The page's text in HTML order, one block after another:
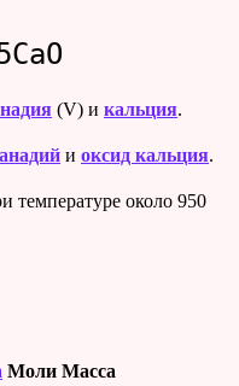
(V) и кальция.
и оксид кальция.
температуре около 950
Моли Масса